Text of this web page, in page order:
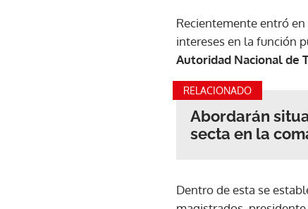
Recientemente entró
intereses en la función
Autoridad Nacional de
RELACIONADO
Abordarán
secta en la
Dentro de esta se